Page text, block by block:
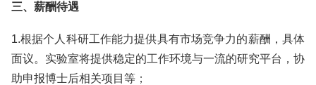
三、薪酬待遇
1.根据个人科研工作能力提供具有市场竞争力的薪酬，具体
面议。实验室将提供稳定的工作环境与一流的研究平台，协
助申报博士后相关项目等；